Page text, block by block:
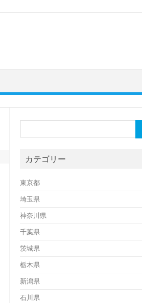
索:
カテゴリー
東京都
埼玉県
神奈川県
千葉県
茨城県
栃木県
新潟県
石川県